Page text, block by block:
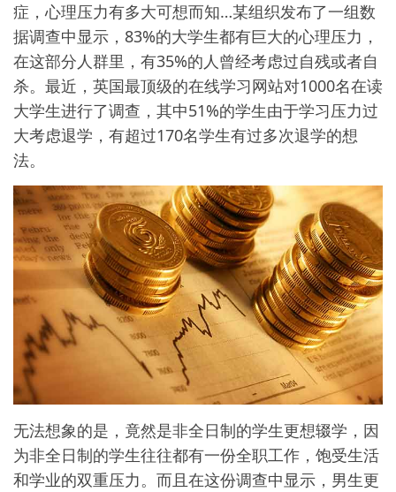
症，心理压力有多大可想而知…某组织发布了一组数
据调查中显示，83%的大学生都有巨大的心理压力，
在这部分人群里，有35%的人曾经考虑过自残或者自
杀。最近，英国最顶级的在线学习网站对1000名在读
大学生进行了调查，其中51%的学生由于学习压力过
大考虑退学，有超过170名学生有过多次退学的想
法。
无法想象的是，竟然是非全日制的学生更想辍学，因
为非全日制的学生往往都有一份全职工作，饱受生活
和学业的双重压力。而且在这份调查中显示，男生更